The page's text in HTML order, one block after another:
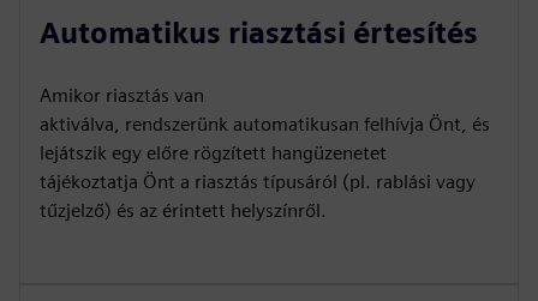
Automatikus riasztási értesítés
Amikor riasztás van
aktiválva, rendszerünk automatikusan felhívja Önt, és
lejátszik egy előre rögzített hangüzenetet
tájékoztatja Önt a riasztás típusáról (pl. rablási vagy
tűzjelző) és az érintett helyszínről.